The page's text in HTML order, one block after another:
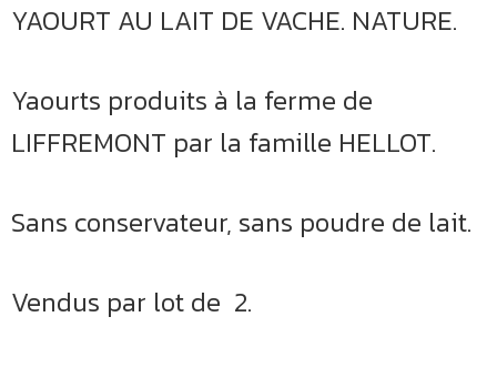
YAOURT AU LAIT DE VACHE. NATURE.
Yaourts produits à la ferme de
LIFFREMONT par la famille HELLOT.
Sans conservateur, sans poudre de lait.
Vendus par lot de 2.